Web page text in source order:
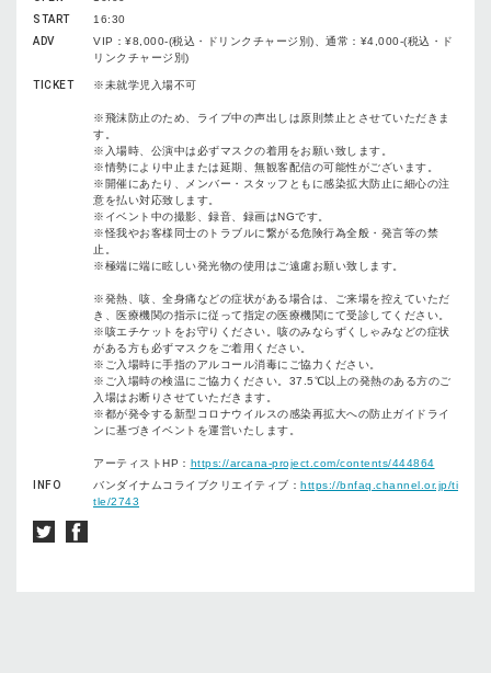
START
16:30
ADV
VIP：¥8,000-(税込・ドリンクチャージ別)、通常：¥4,000-(税込・ド
リンクチャージ別)
TICKET ※未就学児入場不可
※飛沫防止のため、ライブ中の声出しは原則禁止とさせていただきま
す。
※入場時、公演中は必ずマスクの着用をお願い致します。
※情勢により中止または延期、無観客配信の可能性がございます。
※開催にあたり、メンバー・スタッフともに感染拡大防止に細心の注
意を払い対応致します。
※イベント中の撮影、録音、録画はNGです。
※怪我やお客様同士のトラブルに繋がる危険行為全般・発言等の禁
止。
※極端に端に眩しい発光物の使用はご遠慮お願い致します。
※発熱、咳、全身痛などの症状がある場合は、ご来場を控えていただ
き、医療機関の指示に従って指定の医療機関にて受診してください。
※咳エチケットをお守りください。咳のみならずくしゃみなどの症状
がある方も必ずマスクをご着用ください。
※ご入場時に手指のアルコール消毒にご協力ください。
※ご入場時の検温にご協力ください。37.5℃以上の発熱のある方のご
入場はお断りさせていただきます。
※都が発令する新型コロナウイルスの感染再拡大への防止ガイドライ
ンに基づきイベントを運営いたします。
アーティストHP： https://arcana-project.com/contents/444864
INFO
バンダイナムコライブクリエイティブ： https://bnfaq.channel.or.jp/ti
tle/2743